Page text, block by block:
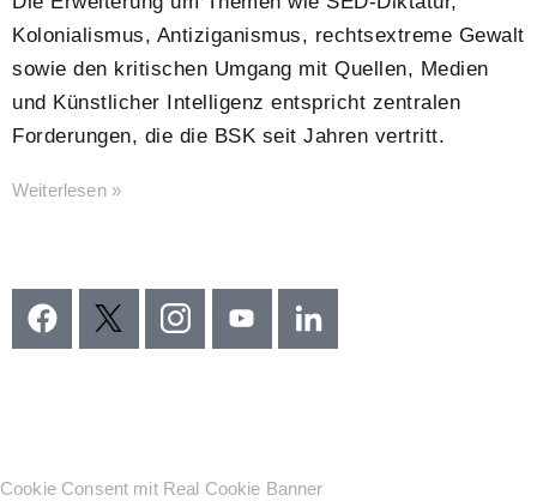
Kolonialismus, Antiziganismus, rechtsextreme Gewalt
sowie den kritischen Umgang mit Quellen, Medien
und Künstlicher Intelligenz entspricht zentralen
Forderungen, die die BSK seit Jahren vertritt.
Weiterlesen »
Cookie Consent mit Real Cookie Banner